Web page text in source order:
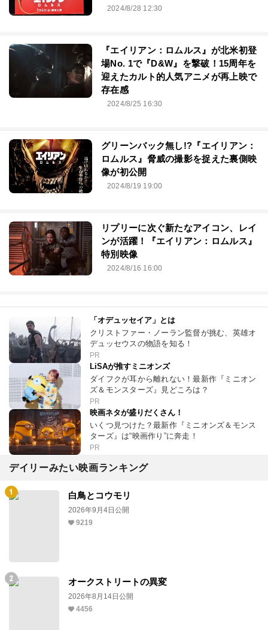
2024/8/28 12:30
『エイリアン：ロムルス』が北米初登
場No. 1で『D&W』を撃破！15周年を
迎えたカルト的人気アニメが再上映で
存在感
2024/8/25 16:30
グリーンバック無し!?『エイリアン：
ロムルス』脅威の撮影を捉えた裏側映
像が初公開
2024/8/19 19:00
リプリーに次ぐ新たなアイコン、レイ
ンが活躍！『エイリアン：ロムルス』
特別映像
2024/8/16 16:00
「オデュッセイア」とは
クリストファー・ノーラン監督が挑む、英雄オ
デュッセウスの物語を知る！
PR
LiSAが推すミニオンズ
ダイフクが耳から離れない！最新作『ミニオン
ズ＆モンスターズ』見どころは？
PR
映画ネタが盛りだくさん！
いくつ見つけた？最新作『ミニオンズ＆モンス
ターズ』は“映画作り”に奔走！
PR
デイリーみたい映画ランキング
白鳥とコウモリ
2026年9月4日公開
9219
オークストリートの異変
2026年8月14日公開
4456